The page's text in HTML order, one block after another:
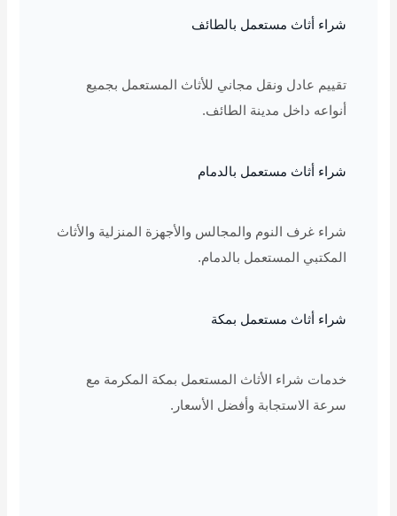
شراء أثاث مستعمل بالطائف
تقييم عادل ونقل مجاني للأثاث المستعمل بجميع
أنواعه داخل مدينة الطائف.
شراء أثاث مستعمل بالدمام
شراء غرف النوم والمجالس والأجهزة المنزلية والأثاث
المكتبي المستعمل بالدمام.
شراء أثاث مستعمل بمكة
خدمات شراء الأثاث المستعمل بمكة المكرمة مع
سرعة الاستجابة وأفضل الأسعار.